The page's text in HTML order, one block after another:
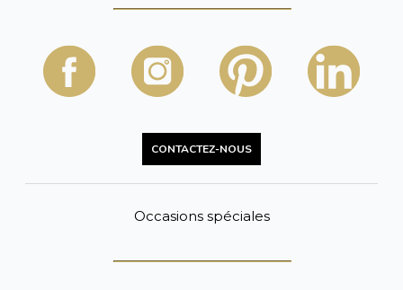
CONTACTEZ-NOUS
Occasions spéciales